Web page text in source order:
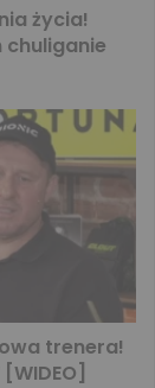
życia!
trenera!